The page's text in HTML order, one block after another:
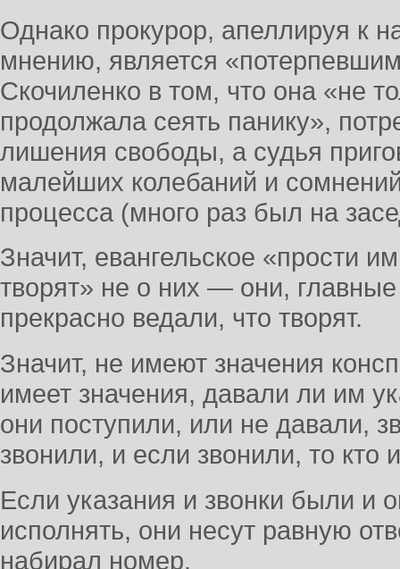
Однако прокурор, апеллируя к
мнению, является
Скочиленко в том, что она «не
продолжала сеять панику»,
лишения свободы, а судья
малейших колебаний и
процесса (много раз был на
Значит, евангельское «прости
творят» не о них — они,
прекрасно ведали, что творят.
Значит, не имеют значения
имеет значения, давали ли им
они поступили, или не давали,
звонили, и если звонили, то кто
Если указания и звонки были и
исполнять, они несут равную
набирал номер.